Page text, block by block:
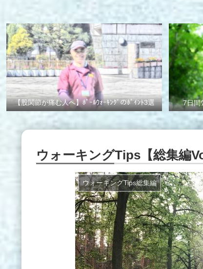
【股関節が痛む人へ】ﾎﾟｰﾙｳｫｰｷﾝｸﾞのﾎﾟｲﾝﾄ3選 7日間
ウォーキングTips【総集編
ウォーキングTips総集編